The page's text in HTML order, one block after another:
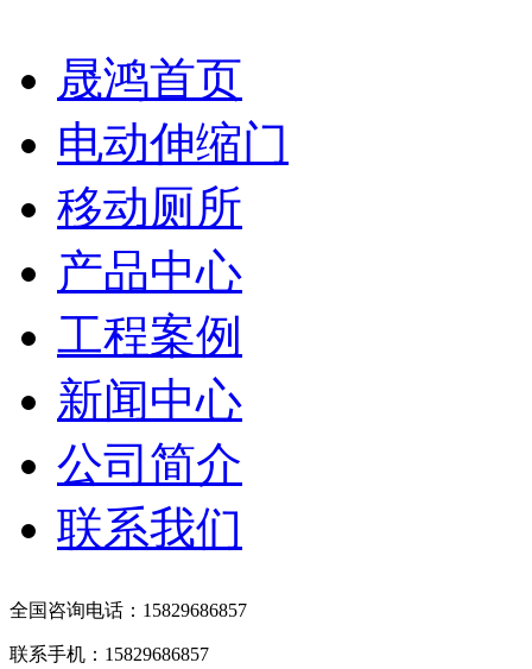
晟鸿首页
电动伸缩门
移动厕所
产品中心
工程案例
新闻中心
公司简介
联系我们
全国咨询电话：15829686857
联系手机：15829686857